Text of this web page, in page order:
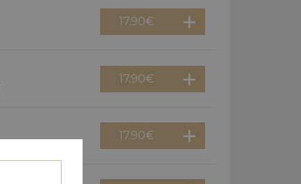
17.90€
17.90€
17.90€